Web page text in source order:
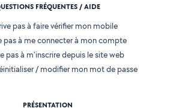
FRÉQUENTES / AIDE
pas à faire vérifier mon mobile
pas à me connecter à mon compte
pas à m'inscrire depuis le site web
/ modifier mon mot de passe
PRÉSENTATION